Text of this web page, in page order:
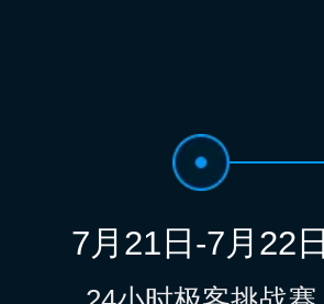
7月21日-7月22日